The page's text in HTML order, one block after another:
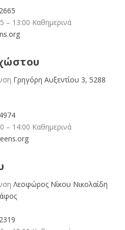
– 13:00 Καθημερινά
Γρηγόρη Αυξεντίου 3, 5288
– 14:00 Καθημερινά
Λεοφώρος Νίκου Νικολαίδη